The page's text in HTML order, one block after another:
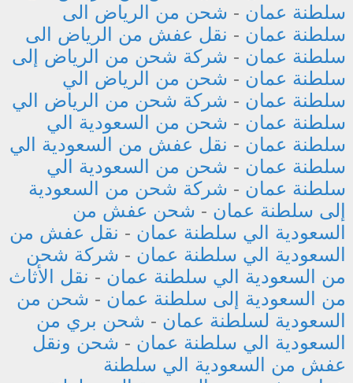
سلطنة عمان - شحن من الرياض الى
سلطنة عمان - نقل عفش من الرياض الى
سلطنة عمان - شركة شحن من الرياض إلى
سلطنة عمان - شحن من الرياض الي
سلطنة عمان - شركة شحن من الرياض الي
سلطنة عمان - شحن من السعودية الي
سلطنة عمان - نقل عفش من السعودية الي
سلطنة عمان - شحن من السعودية الي
سلطنة عمان - شركة شحن من السعودية
إلى سلطنة عمان - شحن عفش من
السعودية الي سلطنة عمان - نقل عفش من
السعودية الي سلطنة عمان - شركة شحن
من السعودية الي سلطنة عمان - نقل الأثاث
من السعودية إلى سلطنة عمان - شحن من
السعودية لسلطنة عمان - شحن بري من
السعودية الي سلطنة عمان - شحن ونقل
عفش من السعودية الي سلطنة